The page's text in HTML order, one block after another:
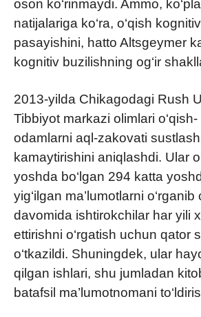
oson ko‘rinmaydi. Ammo,
natijalariga ko‘ra, o‘qish
pasayishini, hatto Altsgeymer
kognitiv buzilishning og‘ir
2013-yilda Chikagodagi Rush
Tibbiyot markazi olimlari
odamlarni aql-zakovati
kamaytirishini aniqlashdi. Ular
yoshda bo‘lgan 294 katta
yig‘ilgan ma’lumotlarni o‘rganib
davomida ishtirokchilar har yili
ettirishni o‘rgatish uchun qator
o‘tkazildi. Shuningdek, ular
qilgan ishlari, shu jumladan
batafsil ma’lumotnomani